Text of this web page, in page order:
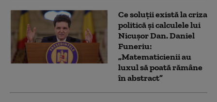
Ce soluții există la criza
politică și calculele lui
Nicușor Dan. Daniel
Funeriu:
„Matematicienii au
luxul să poată rămâne
în abstract”